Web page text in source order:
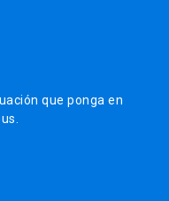
que ponga en